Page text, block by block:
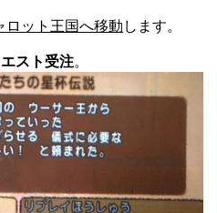
ロット王国へ移動 します。
スト受注。